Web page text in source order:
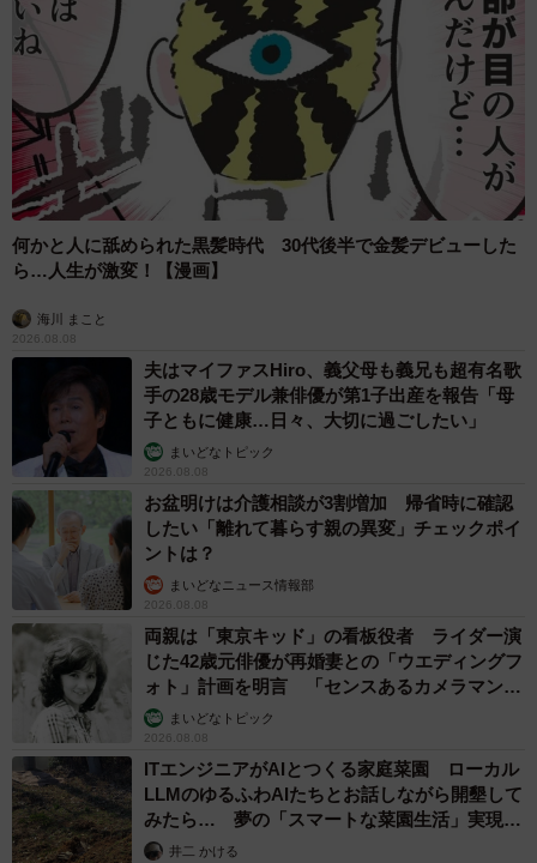
何かと人に舐められた黒髪時代 30代後半で金髪デビューした
ら…人生が激変！【漫画】
海川 まこと
2026.08.08
夫はマイファスHiro、義父母も義兄も超有名歌
手の28歳モデル兼俳優が第1子出産を報告「母
子ともに健康…日々、大切に過ごしたい」
まいどなトピック
2026.08.08
お盆明けは介護相談が3割増加 帰省時に確認
したい「離れて暮らす親の異変」チェックポイ
ントは？
まいどなニュース情報部
2026.08.08
両親は「東京キッド」の看板役者 ライダー演
じた42歳元俳優が再婚妻との「ウエディングフ
ォト」計画を明言 「センスあるカメラマン求
む」まいどなトピック
2026.08.08
ITエンジニアがAIとつくる家庭菜園 ローカル
LLMのゆるふわAIたちとお話しながら開墾して
みたら… 夢の「スマートな菜園生活」実現な
るか井二 かける